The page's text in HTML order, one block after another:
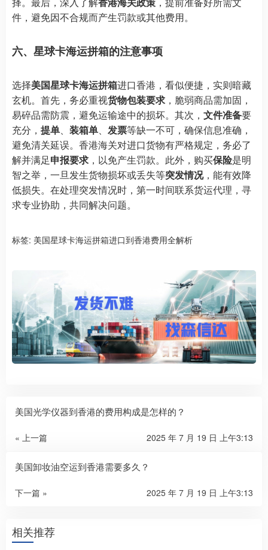
件，避免因不合规而产生罚款或其他费用。
六、星球卡海运拼箱的注意事项
选择美国星球卡海运拼箱进口香港，看似便捷，实则暗藏
玄机。首先，务必重视货物包装要求 ，脆弱商品需加固，
易碎品需防震，避免运输途中的损坏。其次， 文件准备要
充分， 提单、 装箱单、 发票等缺一不可，确保信息准确，
避免清关延误。香港海关对进口货物有严格规定，务必了
解并满足申报要求 ，以免产生罚款。此外，购买保险是明
智之举，一旦发生货物损坏或丢失等突发情况，能有效降
低损失。在处理突发情况时，第一时间联系货运代理，寻
求专业协助，共同解决问题。
标签: 美国星球卡海运拼箱进口到香港费用全解析
美国光学仪器到香港的费用构成是怎样的？
« 上一篇 2025 年 7 月 19 日 上午3:13
美国卸妆油空运到香港需要多久？
下一篇 » 2025 年 7 月 19 日 上午3:13
相关推荐